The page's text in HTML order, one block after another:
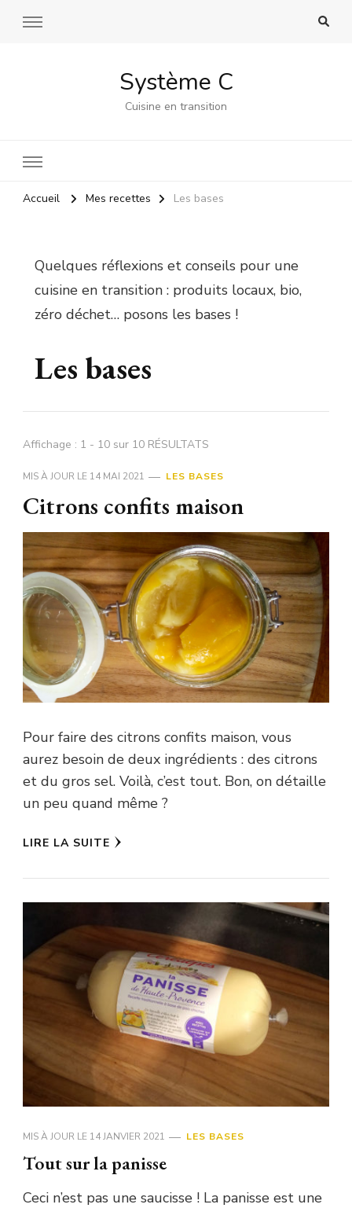
Système C
Cuisine en transition
Accueil Mes recettes Les bases
Quelques réflexions et conseils pour une
cuisine en transition : produits locaux, bio,
zéro déchet… posons les bases !
Les bases
Affichage : 1 - 10 sur 10 RÉSULTATS
MIS À JOUR LE 14 MAI 2021 LES BASES
Citrons confits maison
Pour faire des citrons confits maison, vous
aurez besoin de deux ingrédients : des citrons
et du gros sel. Voilà, c’est tout. Bon, on détaille
un peu quand même ?
LIRE LA SUITE
MIS À JOUR LE 14 JANVIER 2021 LES BASES
Tout sur la panisse
Ceci n’est pas une saucisse ! La panisse est une